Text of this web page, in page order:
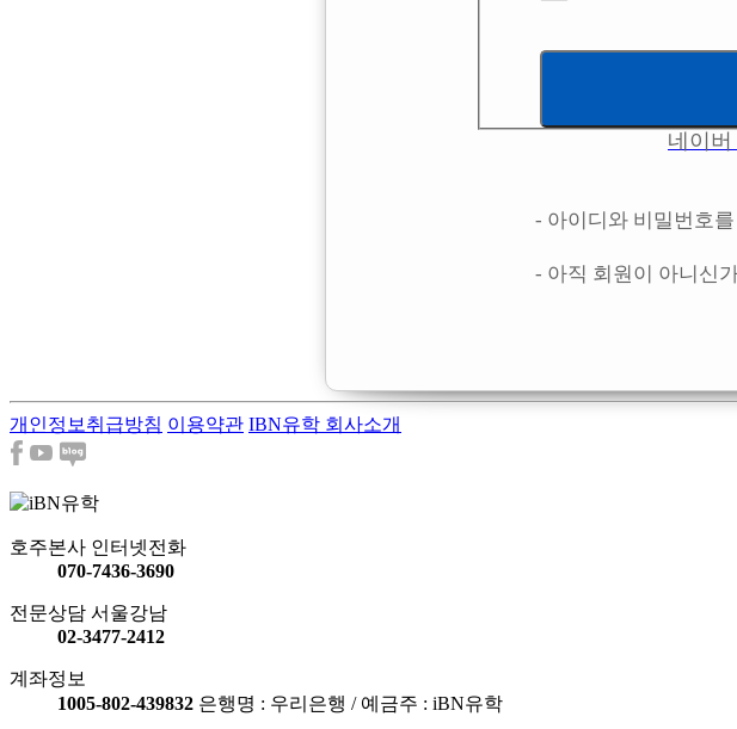
네이버
- 아이디와 비밀번호
- 아직 회원이 아니신
개인정보취급방침 이용약관 IBN유학 회사소개
호주본사 인터넷전화
070-7436-3690
전문상담 서울강남
02-3477-2412
계좌정보
1005-802-439832 은행명 : 우리은행 / 예금주 : iBN유학